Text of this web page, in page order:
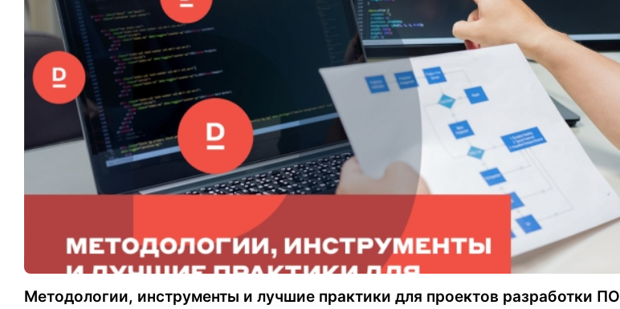
Методологии, инструменты и лучшие практики для проектов разработки ПО